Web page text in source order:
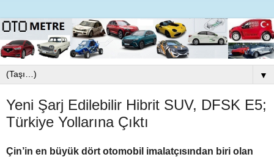
▼
Yeni Şarj Edilebilir Hibrit SUV, DFSK E5;
Türkiye Yollarına Çıktı
Çin’in en büyük dört otomobil imalatçısından biri olan